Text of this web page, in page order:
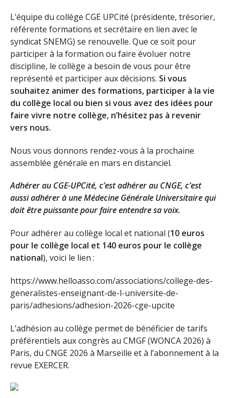
L’équipe du collège CGE UPCité (présidente, trésorier,
référente formations et secrétaire en lien avec le
syndicat SNEMG) se renouvelle. Que ce soit pour
participer à la formation ou faire évoluer notre
discipline, le collège a besoin de vous pour être
représenté et participer aux décisions. Si vous
souhaitez animer des formations, participer à la vie
du collège local ou bien si vous avez des idées pour
faire vivre notre collège, n’hésitez pas à revenir
vers nous.
Nous vous donnons rendez-vous à la prochaine
assemblée générale en mars en distanciel.
Adhérer au CGE-UPCité, c’est adhérer au CNGE, c’est
aussi adhérer à une Médecine Générale Universitaire qui
doit être puissante pour faire entendre sa voix.
Pour adhérer au collège local et national (10 euros
pour le collège local et 140 euros pour le collège
national), voici le lien :
https://www.helloasso.com/associations/college-des-
generalistes-enseignant-de-l-universite-de-
paris/adhesions/adhesion-2026-cge-upcite
L’adhésion au collège permet de bénéficier de tarifs
préférentiels aux congrès au CMGF (WONCA 2026) à
Paris, du CNGE 2026 à Marseille et à l’abonnement à la
revue EXERCER.